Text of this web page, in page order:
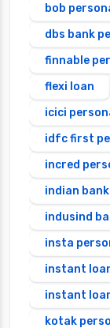
bob
dbs bank
finnable
flexi loan
icici
idfc first
incred
indian
indusind
insta
instant
instant
kotak